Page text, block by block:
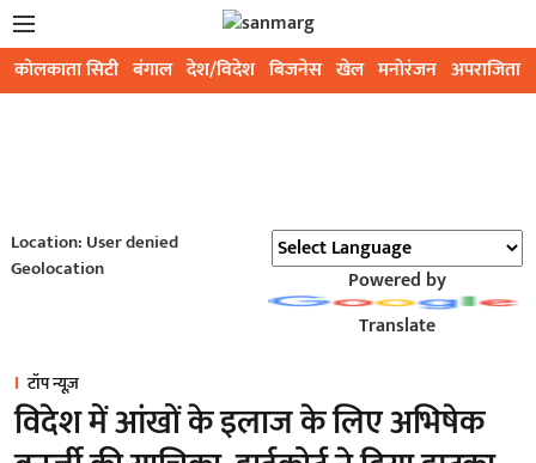
कोलकाता सिटी बंगाल देश/विदेश बिजनेस खेल मनोरंजन अपराजिता
Location: User denied
Geolocation
Powered by
Translate
टॉप न्यूज़
विदेश में आंखों के इलाज के लिए अभिषेक